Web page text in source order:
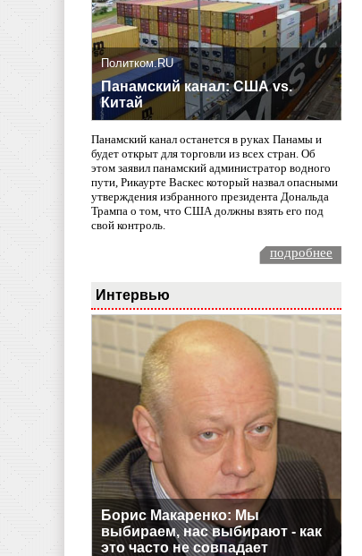
Политком.RU
Панамский канал: США vs.
Китай
Панамский канал останется в руках Панамы и
будет открыт для торговли из всех стран. Об
этом заявил панамский администратор водного
пути, Рикаурте Васкес который назвал опасными
утверждения избранного президента Дональда
Трампа о том, что США должны взять его под
свой контроль.
подробнее
Интервью
Борис Макаренко: Мы
выбираем, нас выбирают - как
это часто не совпадает